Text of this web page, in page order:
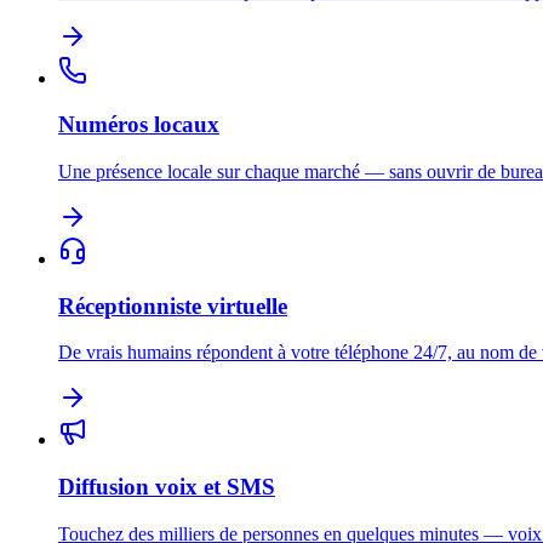
Numéros locaux
Une présence locale sur chaque marché — sans ouvrir de
Réceptionniste virtuelle
De vrais humains répondent à votre téléphone 24/7, au nom de
Diffusion voix et SMS
Touchez des milliers de personnes en quelques minutes —